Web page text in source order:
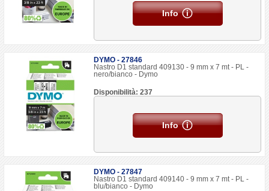
Info
DYMO - 27846
Nastro D1 standard 409130 - 9 mm x 7 mt - PL -
nero/bianco - Dymo
Disponibilità: 237
Info
DYMO - 27847
Nastro D1 standard 409140 - 9 mm x 7 mt - PL -
blu/bianco - Dymo